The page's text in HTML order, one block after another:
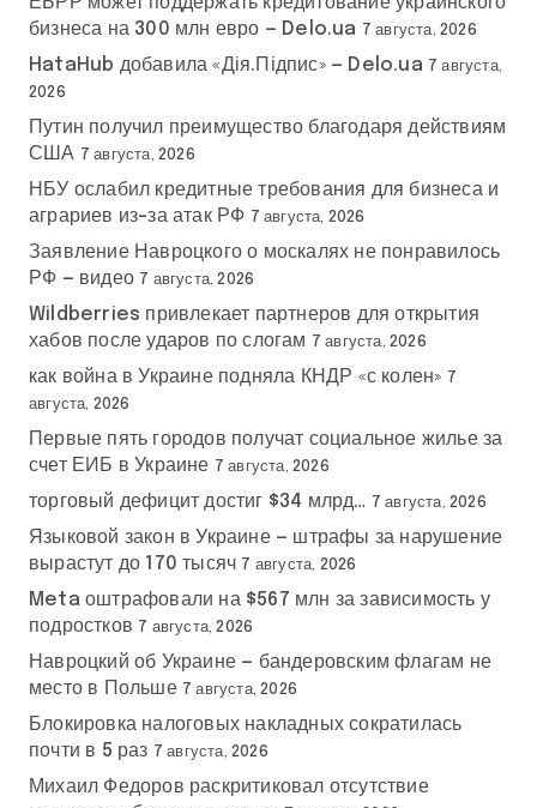
бизнеса на 300 млн евро — Delo.ua 7 августа, 2026
HataHub добавила «Дія.Підпис» — Delo.ua 7 августа,
2026
Путин получил преимущество благодаря действиям
США 7 августа, 2026
НБУ ослабил кредитные требования для бизнеса и
аграриев из-за атак РФ 7 августа, 2026
Заявление Навроцкого о москалях не понравилось
РФ — видео 7 августа, 2026
Wildberries привлекает партнеров для открытия
хабов после ударов по слогам 7 августа, 2026
как война в Украине подняла КНДР «с колен» 7
августа, 2026
Первые пять городов получат социальное жилье за
счет ЕИБ в Украине 7 августа, 2026
торговый дефицит достиг $34 млрд… 7 августа, 2026
Языковой закон в Украине — штрафы за нарушение
вырастут до 170 тысяч 7 августа, 2026
Meta оштрафовали на $567 млн за зависимость у
подростков 7 августа, 2026
Навроцкий об Украине — бандеровским флагам не
место в Польше 7 августа, 2026
Блокировка налоговых накладных сократилась
почти в 5 раз 7 августа, 2026
Михаил Федоров раскритиковал отсутствие